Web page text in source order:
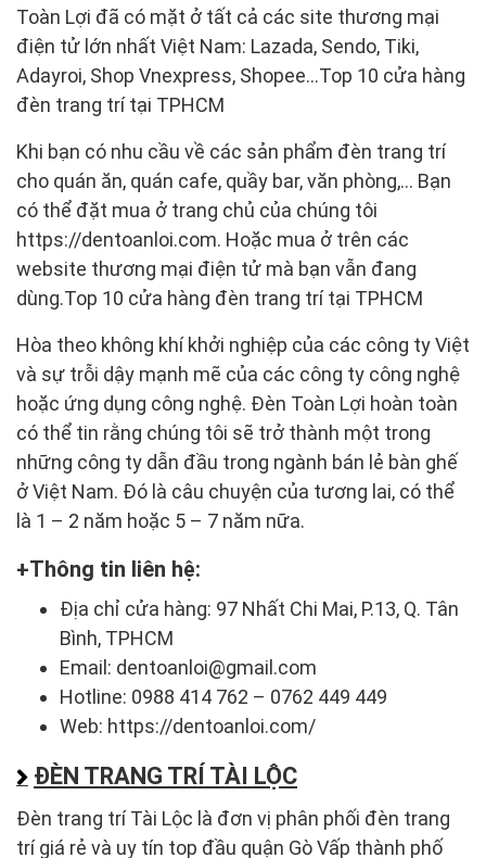
Toàn Lợi đã có mặt ở tất cả các site thương mại
điện tử lớn nhất Việt Nam: Lazada, Sendo, Tiki,
Adayroi, Shop Vnexpress, Shopee…Top 10 cửa hàng
đèn trang trí tại TPHCM
Khi bạn có nhu cầu về các sản phẩm đèn trang trí
cho quán ăn, quán cafe, quầy bar, văn phòng,… Bạn
có thể đặt mua ở trang chủ của chúng tôi
https://dentoanloi.com. Hoặc mua ở trên các
website thương mại điện tử mà bạn vẫn đang
dùng.Top 10 cửa hàng đèn trang trí tại TPHCM
Hòa theo không khí khởi nghiệp của các công ty Việt
và sự trỗi dậy mạnh mẽ của các công ty công nghệ
hoặc ứng dụng công nghệ. Đèn Toàn Lợi hoàn toàn
có thể tin rằng chúng tôi sẽ trở thành một trong
những công ty dẫn đầu trong ngành bán lẻ bàn ghế
ở Việt Nam. Đó là câu chuyện của tương lai, có thể
là 1 – 2 năm hoặc 5 – 7 năm nữa.
Thông tin liên hệ:
Địa chỉ cửa hàng: 97 Nhất Chi Mai, P.13, Q. Tân
Bình, TPHCM
Email: dentoanloi@gmail.com
Hotline: 0988 414 762 – 0762 449 449
Web: https://dentoanloi.com/
ĐÈN TRANG TRÍ TÀI LỘC
Đèn trang trí Tài Lộc là đơn vị phân phối đèn trang
trí giá rẻ và uy tín top đầu quận Gò Vấp thành phố